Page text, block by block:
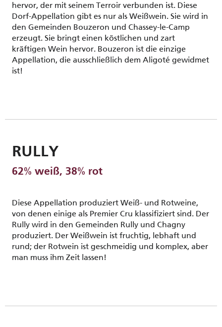
hervor, der mit seinem Terroir verbunden ist. Diese
Dorf-Appellation gibt es nur als Weißwein. Sie wird in
den Gemeinden Bouzeron und Chassey-le-Camp
erzeugt. Sie bringt einen köstlichen und zart
kräftigen Wein hervor. Bouzeron ist die einzige
Appellation, die ausschließlich dem Aligoté gewidmet
ist!
RULLY
62% weiß, 38% rot
Diese Appellation produziert Weiß- und Rotweine,
von denen einige als Premier Cru klassifiziert sind. Der
Rully wird in den Gemeinden Rully und Chagny
produziert. Der Weißwein ist fruchtig, lebhaft und
rund; der Rotwein ist geschmeidig und komplex, aber
man muss ihm Zeit lassen!